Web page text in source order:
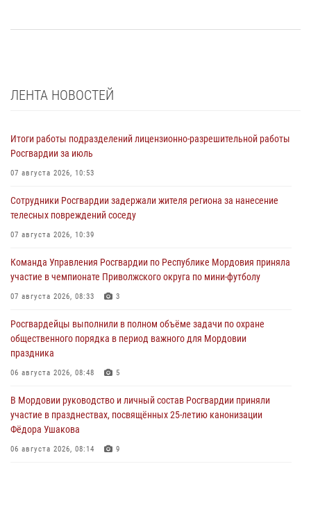
ЛЕНТА НОВОСТЕЙ
Итоги работы подразделений лицензионно-разрешительной работы
Росгвардии за июль
07 августа 2026, 10:53
Сотрудники Росгвардии задержали жителя региона за нанесение
телесных повреждений соседу
07 августа 2026, 10:39
Команда Управления Росгвардии по Республике Мордовия приняла
участие в чемпионате Приволжского округа по мини-футболу
07 августа 2026, 08:33 3
Росгвардейцы выполнили в полном объёме задачи по охране
общественного порядка в период важного для Мордовии
праздника
06 августа 2026, 08:48 5
В Мордовии руководство и личный состав Росгвардии приняли
участие в празднествах, посвящённых 25-летию канонизации
Фёдора Ушакова
06 августа 2026, 08:14 9